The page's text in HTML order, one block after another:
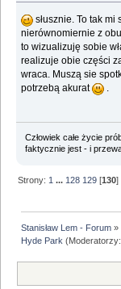
słusznie. To tak mi
nierównomiernie z
to wizualizuję sobie
realizuje obie części
wraca. Muszą sie
potrzebą akurat
Człowiek całe życie
faktycznie jest - i
Strony: 1 ... 128 129 [130]
Stanisław Lem - Forum »
Hyde Park (Moderatorzy: